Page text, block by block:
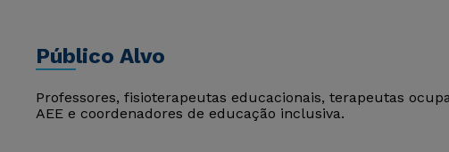
Público Alvo
Professores, fisioterapeutas educacionais, terapeutas
AEE e coordenadores de educação inclusiva.